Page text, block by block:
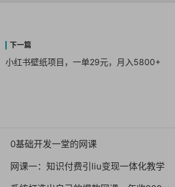
小红书壁纸项目，一单29元，月入5800+
0基础开发一堂的网课
网课一：知识付费引liu变现一体化教学